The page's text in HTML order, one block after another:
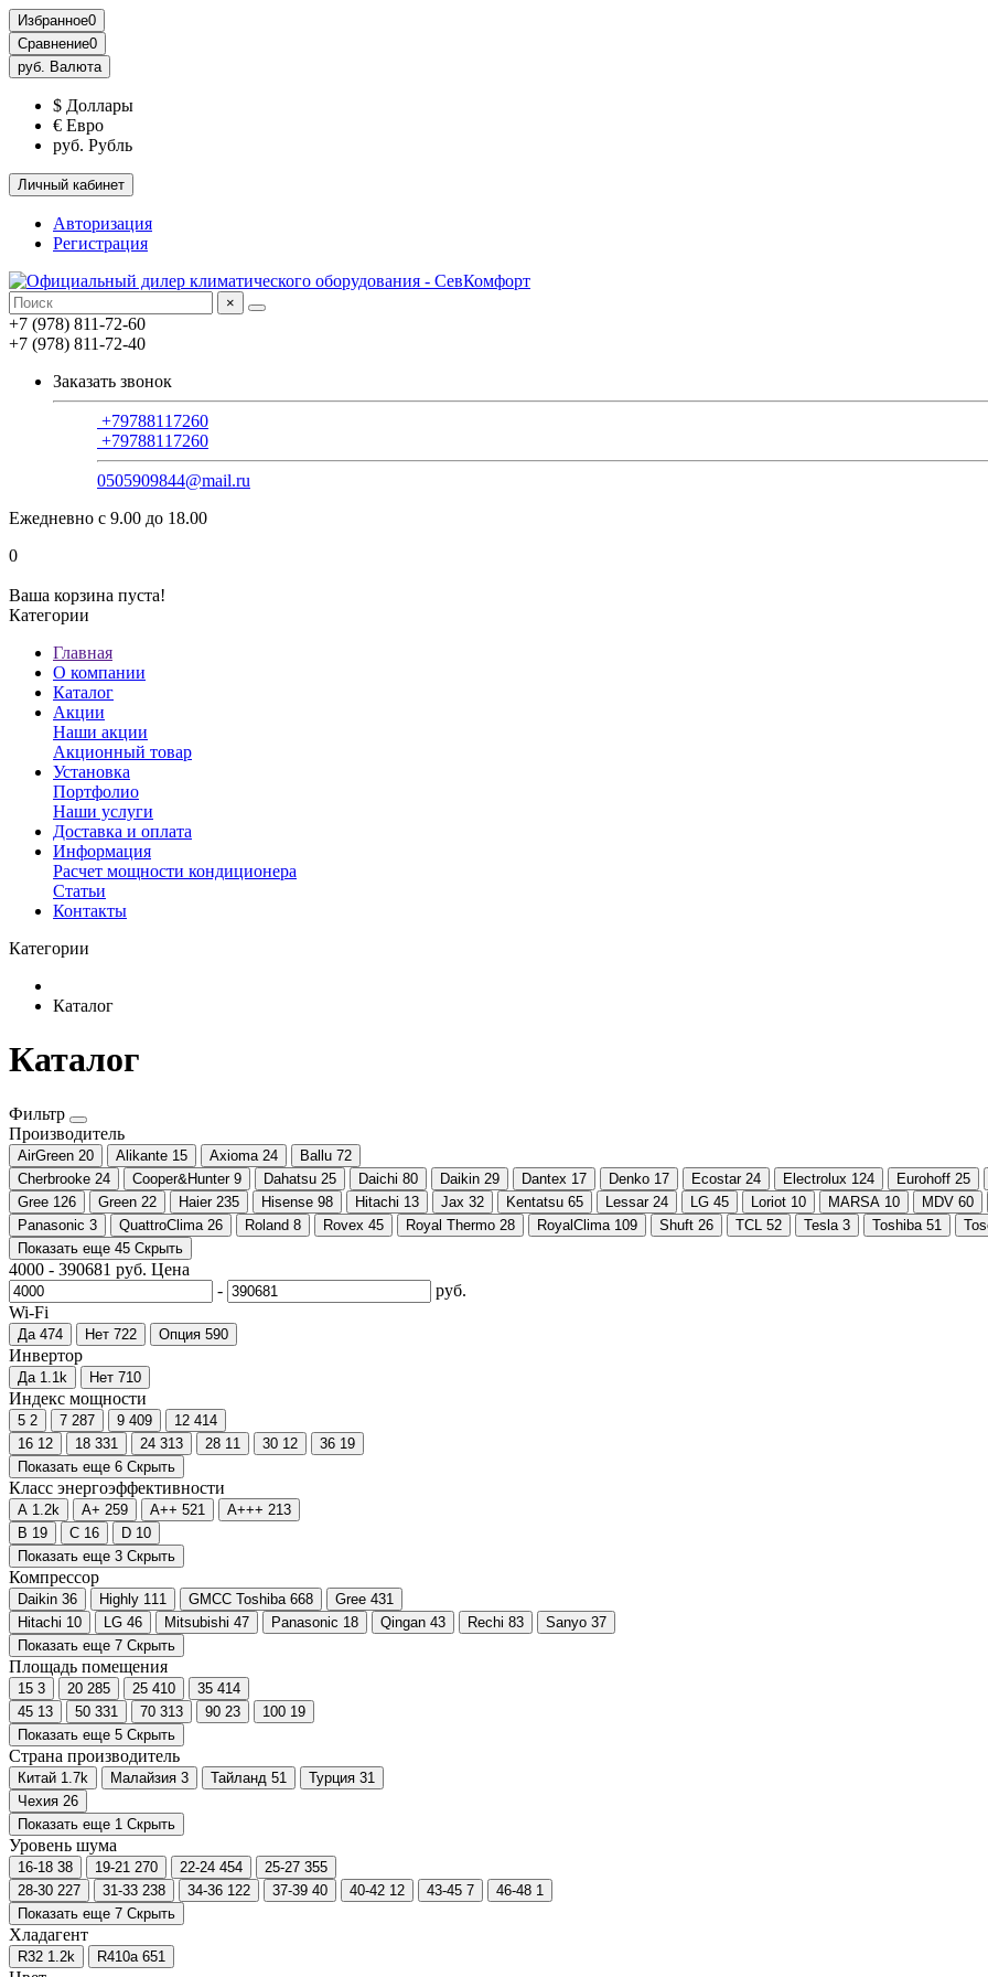
Избранное0
Сравнение0
руб. Валюта
$ Доллары
€ Евро
руб. Рубль
Личный кабинет
Авторизация
Регистрация
×
+7 (978) 811-72-60
+7 (978) 811-72-40
Заказать звонок
+79788117260
+79788117260
0505909844@mail.ru
Ежедневно с 9.00 до 18.00
0
Ваша корзина пуста!
Категории
Главная
О компании
Каталог
Акции
Наши акции
Акционный товар
Установка
Портфолио
Наши услуги
Доставка и оплата
Информация
Расчет мощности кондиционера
Статьи
Контакты
Категории
Каталог
Каталог
Фильтр
Производитель
AirGreen 20 Alikante 15 Axioma 24 Ballu 72
Cherbrooke 24 Cooper&Hunter 9 Dahatsu 25 Daichi 80 Daikin 29 Dantex 17 Denko 17 Ecostar 24 Electrolux 124 Eurohoff 25
Gree 126 Green 22 Haier 235 Hisense 98 Hitachi 13 Jax 32 Kentatsu 65 Lessar 24 LG 45 Loriot 10 MARSA 10 MDV 60
Panasonic 3 QuattroClima 26 Roland 8 Rovex 45 Royal Thermo 28 RoyalClima 109 Shuft 26 TCL 52 Tesla 3 Toshiba 51
Показать еще 45 Скрыть
4000 - 390681 руб. Цена
-
руб.
Wi-Fi
Да 474 Нет 722 Опция 590
Инвертор
Да 1.1 k Нет 710
Индекс мощности
5 2 7 287 9 409 12 414
16 12 18 331 24 313 28 11 30 12 36 19
Показать еще 6 Скрыть
Класс энергоэффективности
A 1.2k A+ 259 A++ 521 A+++ 213
B 19 C 16 D 10
Показать еще 3 Скрыть
Компрессор
Daikin 36 Highly 111 GMCC Toshiba 668 Gree 431
Hitachi 10 LG 46 Mitsubishi 47 Panasonic 18 Qingan 43 Rechi 83 Sanyo 37
Показать еще 7 Скрыть
Площадь помещения
15 3 20 285 25 410 35 414
45 13 50 331 70 313 90 23 100 19
Показать еще 5 Скрыть
Страна производитель
Китай 1.7k Малайзия 3 Тайланд 51 Турция 31
Чехия 26
Показать еще 1 Скрыть
Уровень шума
16-18 38 19-21 270 22-24 454 25-27 355
28-30 227 31-33 238 34-36 122 37-39 40 40-42 12 43-45 7 46-48 1
Показать еще 7 Скрыть
Хладагент
R32 1.2k R410a 651